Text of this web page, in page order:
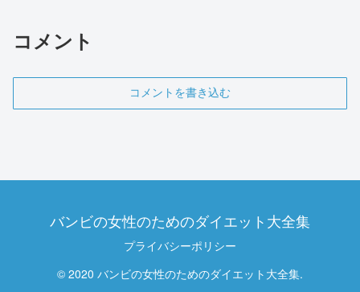
コメント
コメントを書き込む
バンビの女性のためのダイエット大全集
プライバシーポリシー
© 2020 バンビの女性のためのダイエット大全集.